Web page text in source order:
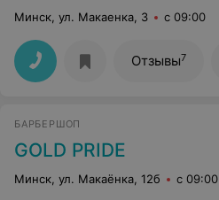
Минск, ул. Макаенка, 3 с 09:00
Отзывы7
БАРБЕРШОП
GOLD PRIDE
Минск, ул. Макаёнка, 12б с 09:00